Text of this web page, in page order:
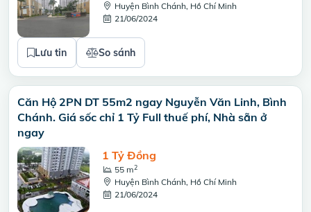
Huyện Bình Chánh, Hồ Chí Minh
21/06/2024
Lưu tin So sánh
Căn Hộ 2PN DT 55m2 ngay Nguyễn Văn Linh, Bình
Chánh. Giá sốc chỉ 1 Tỷ Full thuế phí, Nhà sẵn ở
ngay
1 Tỷ Đồng
55 m2
Huyện Bình Chánh, Hồ Chí Minh
21/06/2024